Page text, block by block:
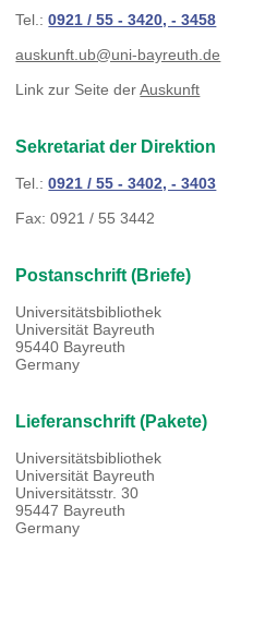
Tel.:0921 / 55 - 3420, - 3458
auskunft.ub@uni-bayreuth.de
Link zur Seite derAuskunft
Sekretariat der Direktion
Tel.:0921 / 55 - 3402, - 3403
Fax: 0921 / 55 3442
Postanschrift (Briefe)
Universitätsbibliothek
Universität Bayreuth
95440 Bayreuth
Germany
Lieferanschrift (Pakete)
Universitätsbibliothek
Universität Bayreuth
Universitätsstr. 30
95447 Bayreuth
Germany